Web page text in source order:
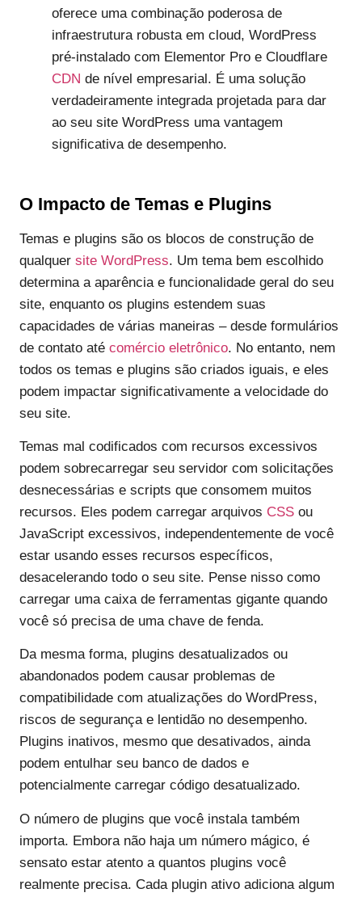
oferece uma combinação poderosa de
infraestrutura robusta em cloud, WordPress
pré-instalado com Elementor Pro e Cloudflare
CDN de nível empresarial. É uma solução
verdadeiramente integrada projetada para dar
ao seu site WordPress uma vantagem
significativa de desempenho.
O Impacto de Temas e Plugins
Temas e plugins são os blocos de construção de
qualquer site WordPress. Um tema bem escolhido
determina a aparência e funcionalidade geral do seu
site, enquanto os plugins estendem suas
capacidades de várias maneiras – desde formulários
de contato até comércio eletrônico. No entanto, nem
todos os temas e plugins são criados iguais, e eles
podem impactar significativamente a velocidade do
seu site.
Temas mal codificados com recursos excessivos
podem sobrecarregar seu servidor com solicitações
desnecessárias e scripts que consomem muitos
recursos. Eles podem carregar arquivos CSS ou
JavaScript excessivos, independentemente de você
estar usando esses recursos específicos,
desacelerando todo o seu site. Pense nisso como
carregar uma caixa de ferramentas gigante quando
você só precisa de uma chave de fenda.
Da mesma forma, plugins desatualizados ou
abandonados podem causar problemas de
compatibilidade com atualizações do WordPress,
riscos de segurança e lentidão no desempenho.
Plugins inativos, mesmo que desativados, ainda
podem entulhar seu banco de dados e
potencialmente carregar código desatualizado.
O número de plugins que você instala também
importa. Embora não haja um número mágico, é
sensato estar atento a quantos plugins você
realmente precisa. Cada plugin ativo adiciona algum